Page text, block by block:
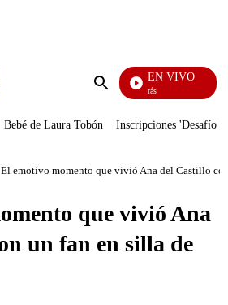
Enviar
EN VIVO
También Caerás
Bebé de Laura Tobón Inscripciones 'Desafío'
El emotivo momento que vivió Ana del Castillo
que vivió Ana
un fan en silla de